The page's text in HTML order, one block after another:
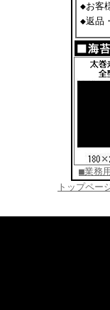
◆お客
◆返品
■業務
トップペー